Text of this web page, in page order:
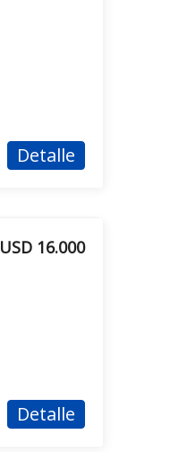
Detalle
USD 16.000
Detalle